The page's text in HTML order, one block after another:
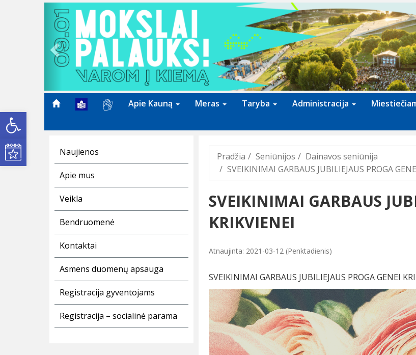
Open toolbar
Kultūros renginiai
Previous
Apie Kauną Meras Taryba Administracija
Naujienos
Apie mus
Veikla
Bendruomenė
Kontaktai
Asmens duomenų apsauga
Registracija gyventojams
Registracija – socialinė parama
Pradžia Seniūnijos
Dainavos seniūnija
SVEIKINIMAI GARBAUS JUBILIEJAUS PROGA
SVEIKINIMAI GARBAUS
KRIKVIENEI
Atnaujinta: 2021-03-12 (Penktadienis)
SVEIKINIMAI GARBAUS JUBILIEJAUS PROGA GENEI